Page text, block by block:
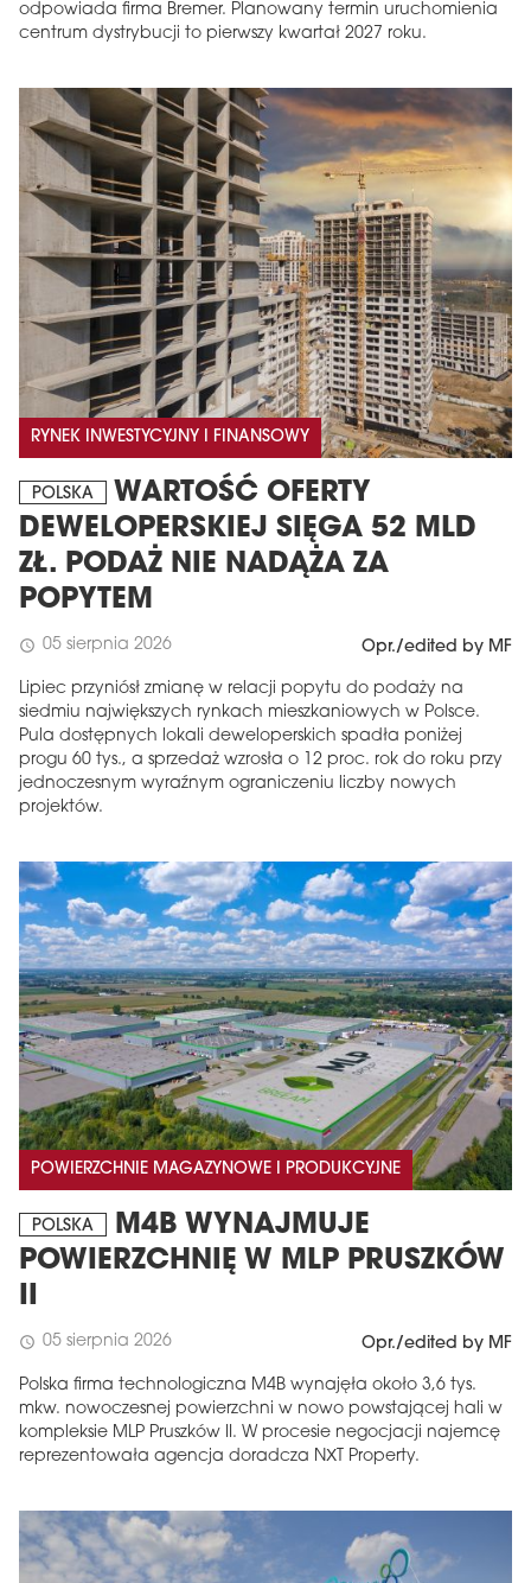
odpowiada firma Bremer. Planowany termin uruchomienia
centrum dystrybucji to pierwszy kwartał 2027 roku.
RYNEK INWESTYCYJNY I FINANSOWY
POLSKA
WARTOŚĆ OFERTY
DEWELOPERSKIEJ SIĘGA 52 MLD
ZŁ. PODAŻ NIE NADĄŻA ZA
POPYTEM
schedule 05 sierpnia 2026 Opr./edited by MF
Lipiec przyniósł zmianę w relacji popytu do podaży na
siedmiu największych rynkach mieszkaniowych w Polsce.
Pula dostępnych lokali deweloperskich spadła poniżej
progu 60 tys., a sprzedaż wzrosła o 12 proc. rok do roku przy
jednoczesnym wyraźnym ograniczeniu liczby nowych
projektów.
POWIERZCHNIE MAGAZYNOWE I PRODUKCYJNE
POLSKA
M4B WYNAJMUJE
POWIERZCHNIĘ W MLP PRUSZKÓW
II
schedule 05 sierpnia 2026 Opr./edited by MF
Polska firma technologiczna M4B wynajęła około 3,6 tys.
mkw. nowoczesnej powierzchni w nowo powstającej hali w
kompleksie MLP Pruszków II. W procesie negocjacji najemcę
reprezentowała agencja doradcza NXT Property.
MAGAZYN
Wydanie 6 (308)
CZERWIEC 2026
Więcej w tym wydaniu arrow_forward
Zamów teraz!